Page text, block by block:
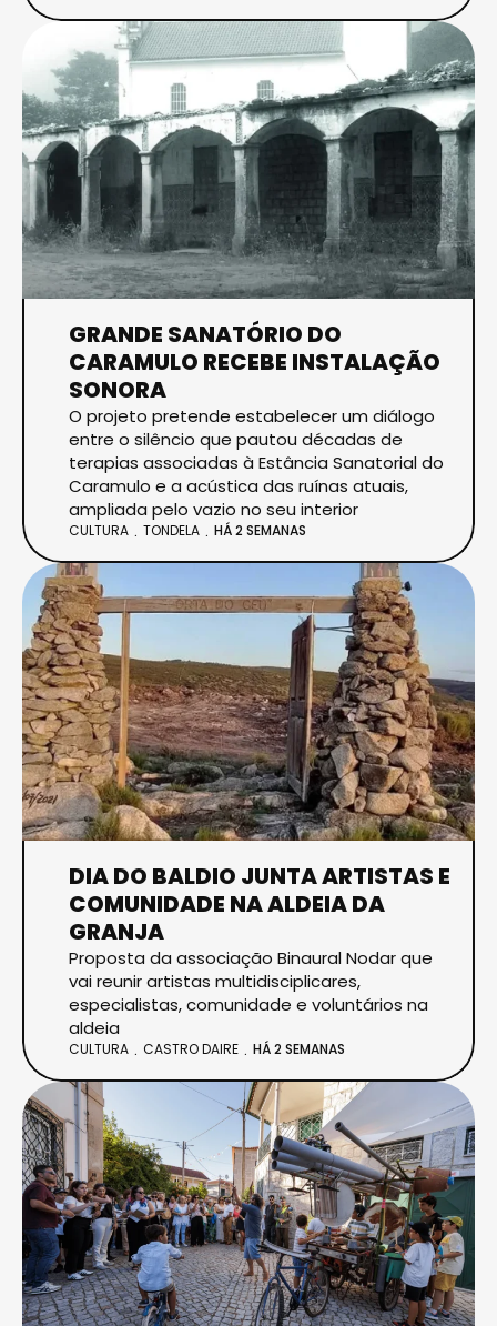
GRANDE SANATÓRIO DO
CARAMULO RECEBE INSTALAÇÃO
SONORA
O projeto pretende estabelecer um diálogo
entre o silêncio que pautou décadas de
terapias associadas à Estância Sanatorial do
Caramulo e a acústica das ruínas atuais,
ampliada pelo vazio no seu interior
CULTURA TONDELA HÁ 2 SEMANAS
DIA DO BALDIO JUNTA ARTISTAS E
COMUNIDADE NA ALDEIA DA
GRANJA
Proposta da associação Binaural Nodar que
vai reunir artistas multidisciplicares,
especialistas, comunidade e voluntários na
aldeia
CULTURA CASTRO DAIRE HÁ 2 SEMANAS